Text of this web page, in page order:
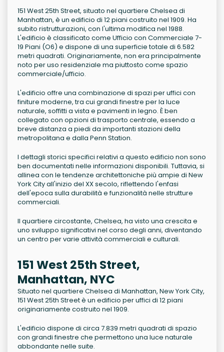
151 West 25th Street, situato nel quartiere Chelsea di
Manhattan, è un edificio di 12 piani costruito nel 1909. Ha
subito ristrutturazioni, con l'ultima modifica nel 1988.
L'edificio è classificato come Ufficio con Commerciale 7-
19 Piani (O6) e dispone di una superficie totale di 6.582
metri quadrati. Originariamente, non era principalmente
noto per uso residenziale ma piuttosto come spazio
commerciale/ufficio.
L'edificio offre una combinazione di spazi per uffici con
finiture moderne, tra cui grandi finestre per la luce
naturale, soffitti a vista e pavimenti in legno. È ben
collegato con opzioni di trasporto centrale, essendo a
breve distanza a piedi da importanti stazioni della
metropolitana e dalla Penn Station.
I dettagli storici specifici relativi a questo edificio non sono
ben documentati nelle informazioni disponibili. Tuttavia, si
allinea con le tendenze architettoniche più ampie di New
York City all'inizio del XX secolo, riflettendo l'enfasi
dell'epoca sulla durabilità e funzionalità nelle strutture
commerciali.
Il quartiere circostante, Chelsea, ha visto una crescita e
uno sviluppo significativi nel corso degli anni, diventando
un centro per varie attività commerciali e culturali.
151 West 25th Street,
Manhattan, NYC
Situato nel quartiere Chelsea di Manhattan, New York City,
151 West 25th Street è un edificio per uffici di 12 piani
originariamente costruito nel 1909.
L'edificio dispone di circa 7.839 metri quadrati di spazio
con grandi finestre che permettono una luce naturale
abbondante nelle suite.